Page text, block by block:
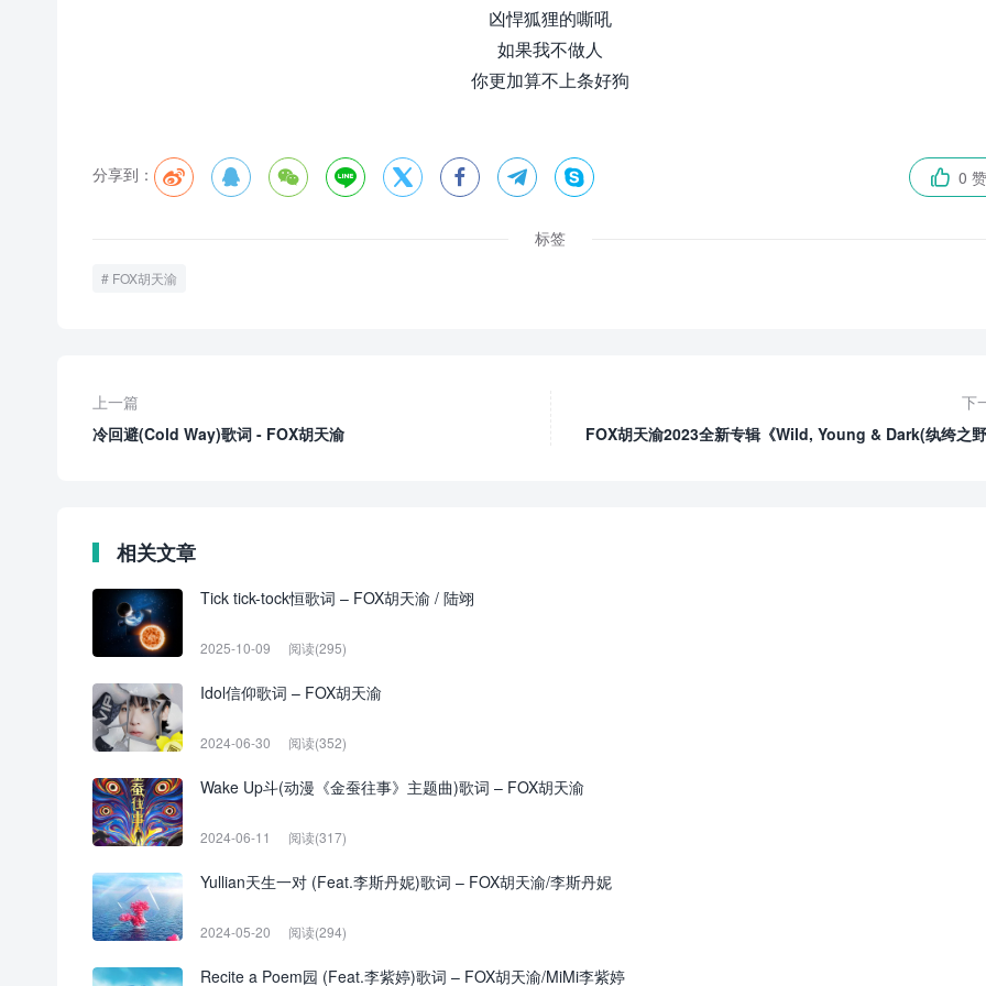
凶悍狐狸的嘶吼
如果我不做人
你更加算不上条好狗
分享到：          0 赞
标签
FOX胡天渝
上一篇
冷回避(Cold Way)歌词 - FOX胡天渝
下
FOX胡天渝2023全新专辑《Wild, Young & Dark(纨绔之野
相关文章
Tick tick-tock恒歌词 – FOX胡天渝 / 陆翊
2025-10-09 阅读(295)
Idol信仰歌词 – FOX胡天渝
2024-06-30 阅读(352)
Wake Up斗(动漫《金蚕往事》主题曲)歌词 – FOX胡天渝
2024-06-11 阅读(317)
Yullian天生一对 (Feat.李斯丹妮)歌词 – FOX胡天渝/李斯丹妮
2024-05-20 阅读(294)
Recite a Poem园 (Feat.李紫婷)歌词 – FOX胡天渝/MiMi李紫婷